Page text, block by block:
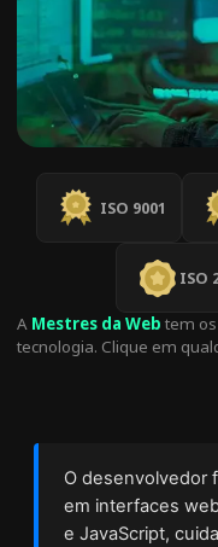
ISO 9001
ISO
A Mestres da Web tem
tecnologia. Clique em
O desenvolvedor
em interfaces
e JavaScript,